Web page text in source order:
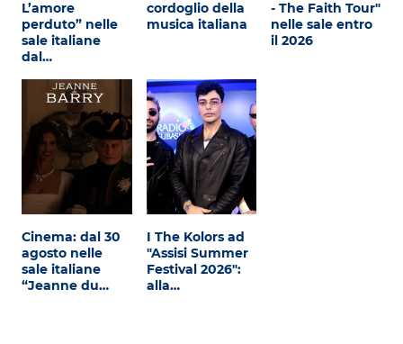
L’amore
perduto” nelle
sale italiane
dal…
cordoglio della
musica italiana
- The Faith Tour"
nelle sale entro
il 2026
Cinema: dal 30
agosto nelle
sale italiane
“Jeanne du…
I The Kolors ad
"Assisi Summer
Festival 2026":
alla…